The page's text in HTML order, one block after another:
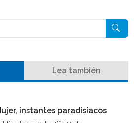
Lea también
instantes paradisíacos